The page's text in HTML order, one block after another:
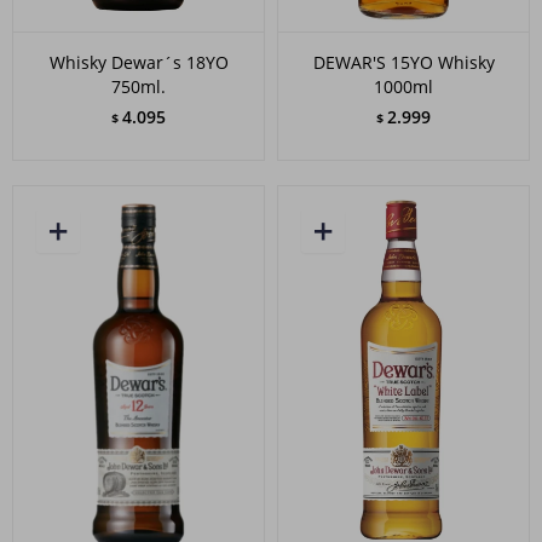
Whisky Dewar´s 18YO
750ml.
$ 4.095
DEWAR'S 15YO Whisky
1000ml
$ 2.999